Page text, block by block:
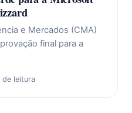
e Mercados (CMA)
final para a
de leitura